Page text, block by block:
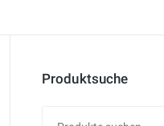
Produktsuche